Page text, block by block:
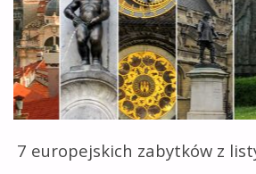
7 europejskich zabytków z